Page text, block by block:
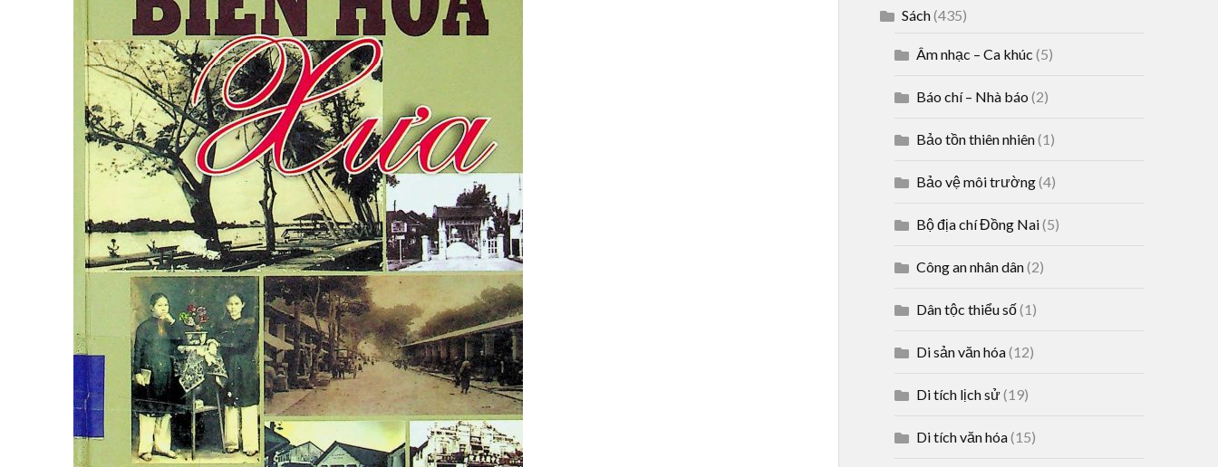
Sách(435)
Âm nhạc – Ca khúc (5)
Báo chí – Nhà báo (2)
Bảo tồn thiên nhiên(1)
Bảo vệ môi trường(4)
Bộ địa chí Đồng Nai(5)
Công an nhân dân(2)
Dân tộc thiểu số(1)
Di sản văn hóa(12)
Di tích lịch sử(19)
Di tích văn hóa(15)